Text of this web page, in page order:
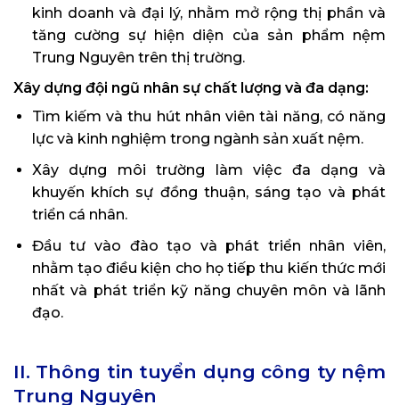
kinh doanh và đại lý, nhằm mở rộng thị phần và
tăng cường sự hiện diện của sản phẩm nệm
Trung Nguyên trên thị trường.
Xây dựng đội ngũ nhân sự chất lượng và đa dạng:
Tìm kiếm và thu hút nhân viên tài năng, có năng
lực và kinh nghiệm trong ngành sản xuất nệm.
Xây dựng môi trường làm việc đa dạng và
khuyến khích sự đồng thuận, sáng tạo và phát
triển cá nhân.
Đầu tư vào đào tạo và phát triển nhân viên,
nhằm tạo điều kiện cho họ tiếp thu kiến thức mới
nhất và phát triển kỹ năng chuyên môn và lãnh
đạo.
II. Thông tin tuyển dụng công ty nệm
Trung Nguyên